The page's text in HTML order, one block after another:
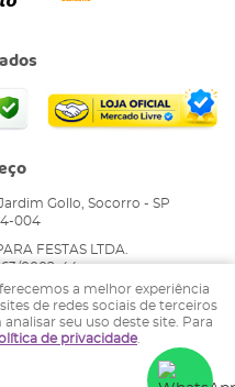
Gollo, Socorro - SP
004
FESTAS LTDA.
0002-44
a melhor experiência
de redes sociais de terceiros
seu uso deste site. Para
de privacidade.